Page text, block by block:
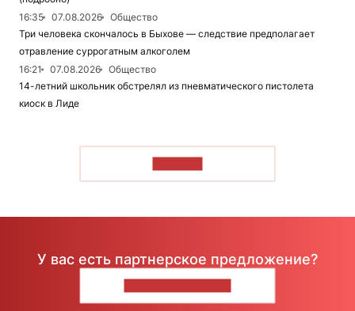
16:35
07.08.2026
Общество
Три человека скончалось в Быхове — следствие предполагает
отравление суррогатным алкоголем
16:21
07.08.2026
Общество
14-летний школьник обстрелял из пневматического пистолета
киоск в Лиде
У вас есть партнерское предложение?